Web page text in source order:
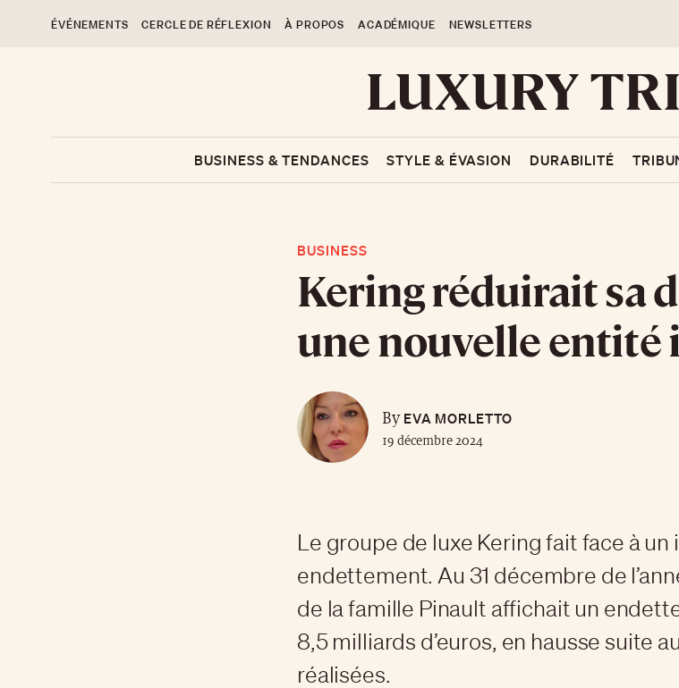
ÉVÉNEMENTS CERCLE DE RÉFLEXION À PROPOS ACADÉMIQUE NEWSLETTERS
BUSINESS & TENDANCES STYLE & ÉVASION DURABILITÉ
BUSINESS
Kering réduirait sa
une nouvelle
ByEVA MORLETTO
19 décembre 2024
Le groupe de luxe Kering fait face à
endettement. Au 31 décembre de
de la famille Pinault affichait un
8,5 milliards d’euros, en hausse suite
réalisées.